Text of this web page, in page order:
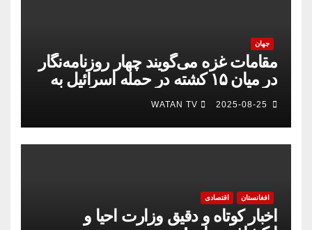
جهان
مقامات غزه می‌گویند چهار روزنامه‌نگار
در میان ۱۵ کشته در حمله اسرائیل به
بیمارستان
2025-08-25
WATAN TV
افغانستان اقتصادی
اخبار کوتاه و دقیق وزارت احیا و